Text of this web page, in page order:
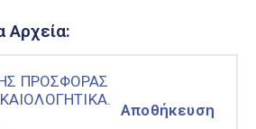
Αρχεία:
ΠΡΟΣΦΟΡΑΣ
Αποθήκευση